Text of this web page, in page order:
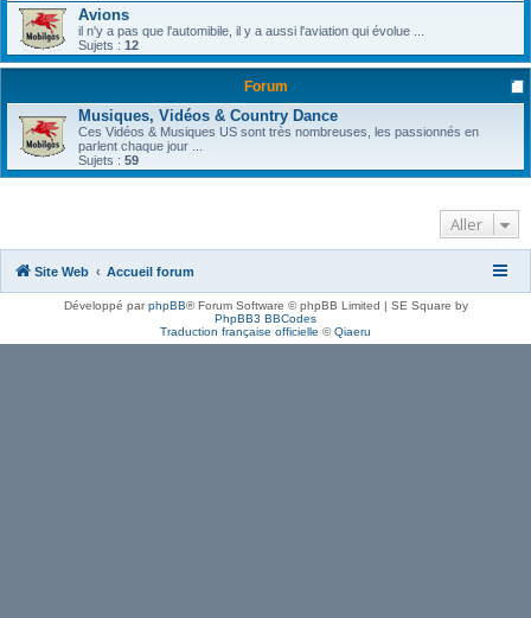
Avions
il n'y a pas que l'automibile, il y a aussi l'aviation qui évolue ...
Sujets : 12
Forum
Musiques, Vidéos & Country Dance
Ces Vidéos & Musiques US sont très nombreuses, les passionnés en
parlent chaque jour ...
Sujets : 59
Aller
Site Web Accueil forum
Développé parphpBB® Forum Software © phpBB Limited | SE Square by
PhpBB3 BBCodes
Traduction française officielle ©Qiaeru